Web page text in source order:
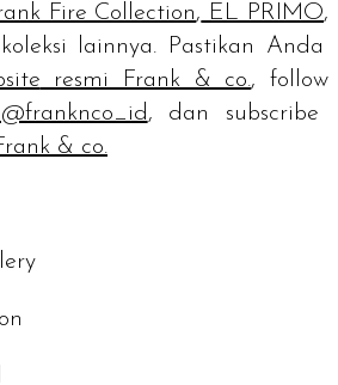
Fire Collection, EL PRIMO,
lainnya. Pastikan Anda
resmi Frank & co.,follow
, dan subscribe
& co.